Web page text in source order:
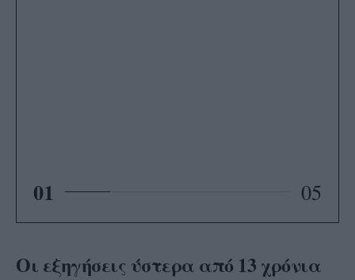
01 05
Οι εξηγήσεις ύστερα από 13 χρόνια